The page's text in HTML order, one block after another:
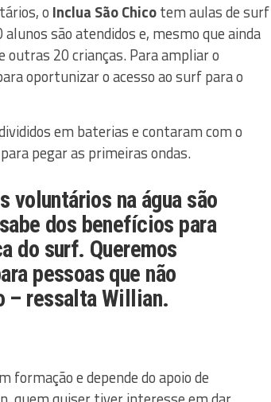
o Inclua São Chicotem aulas de surf
são atendidos e, mesmo que ainda
outras 20 crianças. Para ampliar o
oportunizar o acesso ao surf para o
em baterias e contaram com o
pegar as primeiras ondas.
voluntários na água são
dos benefícios para
do surf. Queremos
pessoas que não
– ressalta Willian.
formação e depende do apoio de